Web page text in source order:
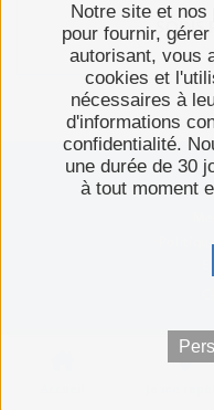
SOINS
Notre site et
pour fournir,
autorisant, vous
cookies et
nécessaires à
d'informations
confidentialité.
une durée de 30
à tout moment